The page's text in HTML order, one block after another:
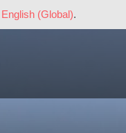
English (Global).